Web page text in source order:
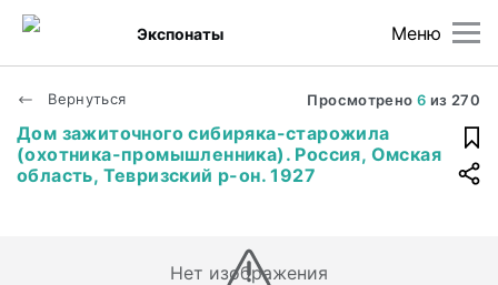
Меню
Экспонаты
Вернуться Просмотрено 6 из 270
Дом зажиточного сибиряка-старожила
(охотника-промышленника). Россия, Омская
область, Тевризский р-он. 1927
Нет изображения